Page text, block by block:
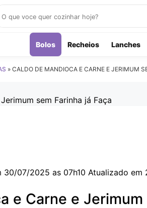
Bolos Recheios Lanches
»CALDO DE MANDIOCA E CARNE E JERIMUM
30/07/2025 as 07h10 Atualizado em
e Carne e Jerimum